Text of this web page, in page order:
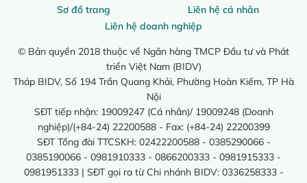
Sơ đồ trang
Liên hệ cá nhân
Liên hệ doanh nghiệp
© Bản quyền 2018 thuộc về Ngân hàng TMCP Đầu tư và Phát
triển Việt Nam (BIDV)
Tháp BIDV, Số 194 Trần Quang Khải, Phường Hoàn Kiếm, TP Hà
Nội
SĐT tiếp nhận: 19009247 (Cá nhân)/ 19009248 (Doanh
nghiệp)/(+84-24) 22200588 - Fax: (+84-24) 22200399
SĐT Tổng đài TTCSKH: 02422200588 - 0385290066 -
0385190066 - 0981910333 - 0866200333 - 0981915333 -
0981951333 | SĐT gọi ra từ Chi nhánh BIDV: 0336258333 -